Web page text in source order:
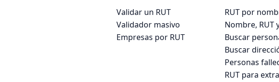
Validar un RUT
Validador masivo
Empresas por RUT
RUT por
Nombre, RUT
Buscar
Buscar
Personas
RUT para